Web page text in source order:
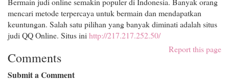
mencari metode terpercaya untuk bermain dan mendapatkan
keuntungan. Salah satu pilihan yang banyak diminati adalah situs
judi QQ Online. Situs ini http://217.217.252.50/
Report this page
Comments
Submit a Comment